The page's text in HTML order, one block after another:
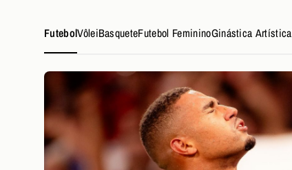
FutebolVôleiBasqueteFutebol FemininoGinástica Artística